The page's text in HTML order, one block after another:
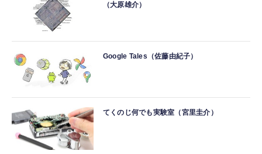
（大原雄介）
Google Tales（佐藤由紀子）
てくのじ何でも実験室（宮里圭介）